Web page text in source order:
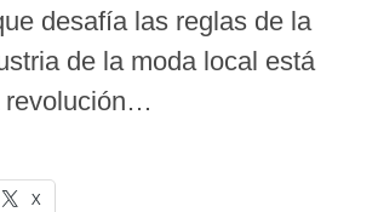
desafía las reglas de la
de la moda local está
revolución…
X